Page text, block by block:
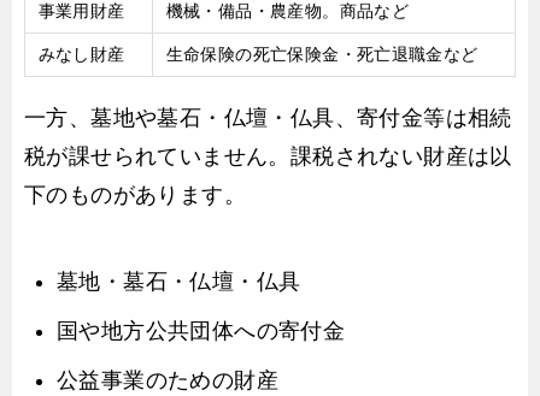
事業用財産 機械・備品・農産物。商品など
みなし財産 生命保険の死亡保険金・死亡退職金など
一方、墓地や墓石・仏壇・仏具、寄付金等は相続
税が課せられていません。課税されない財産は以
下のものがあります。
墓地・墓石・仏壇・仏具
国や地方公共団体への寄付金
公益事業のための財産